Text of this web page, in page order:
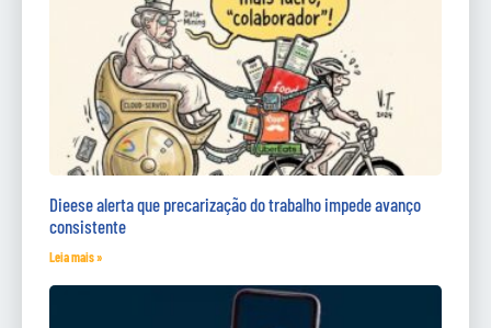
Dieese alerta que precarização do trabalho impede avanço
consistente
Leia mais »